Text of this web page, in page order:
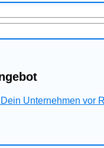
Unternehmen vor